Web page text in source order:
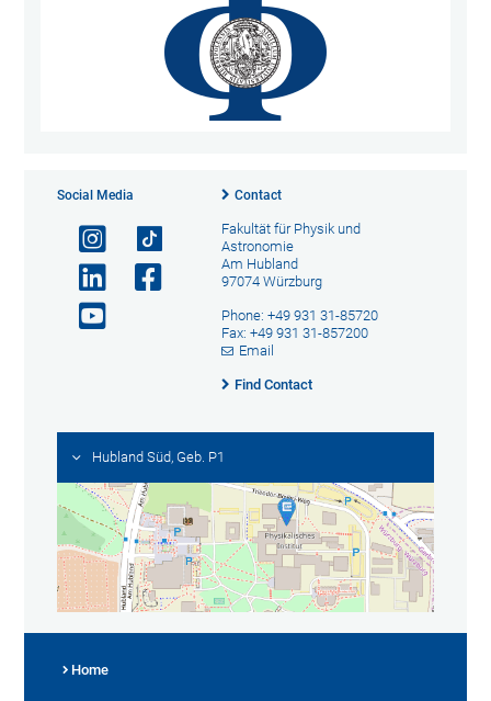
Social Media Contact
Fakultät für Physik und
Astronomie
Am Hubland
97074 Würzburg
Phone: +49 931 31-85720
Fax: +49 931 31-857200
Email
Find Contact
Hubland Süd, Geb. P1
Home